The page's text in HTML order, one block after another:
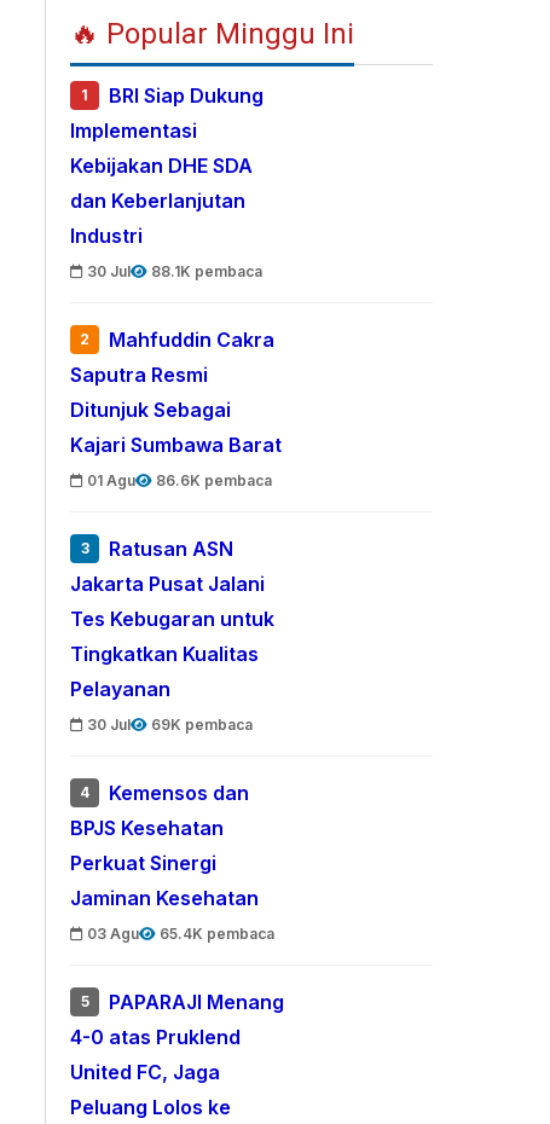
🔥 Popular Minggu Ini
1
BRI Siap Dukung
Implementasi
Kebijakan DHE SDA
dan Keberlanjutan
Industri
30 Jul 88.1K pembaca
2
Mahfuddin Cakra
Saputra Resmi
Ditunjuk Sebagai
Kajari Sumbawa Barat
01 Agu 86.6K pembaca
3
Ratusan ASN
Jakarta Pusat Jalani
Tes Kebugaran untuk
Tingkatkan Kualitas
Pelayanan
30 Jul 69K pembaca
4
Kemensos dan
BPJS Kesehatan
Perkuat Sinergi
Jaminan Kesehatan
03 Agu 65.4K pembaca
5
PAPARAJI Menang
4-0 atas Pruklend
United FC, Jaga
Peluang Lolos ke